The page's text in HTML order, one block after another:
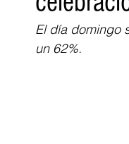
Educación
El día domingo
un 62%.